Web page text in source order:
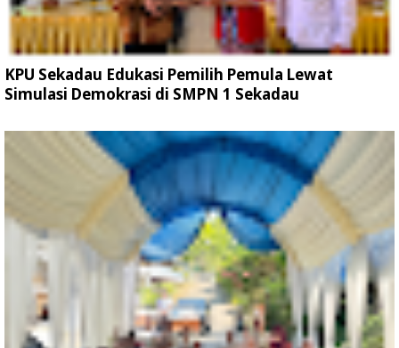
KPU Sekadau Edukasi Pemilih Pemula Lewat
Simulasi Demokrasi di SMPN 1 Sekadau